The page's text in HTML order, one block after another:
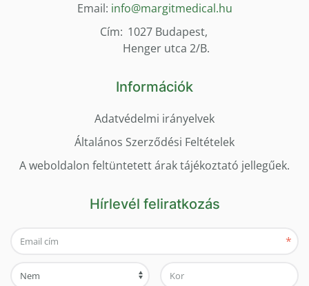
Email: info@margitmedical.hu
Cím: 1027 Budapest,
Henger utca 2/B.
Információk
Adatvédelmi irányelvek
Általános Szerződési Feltételek
A weboldalon feltüntetett árak tájékoztató jellegűek.
Hírlevél feliratkozás
*